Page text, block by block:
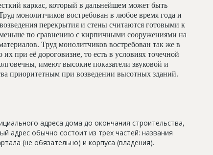
каркас, который в дальнейшем может быть
монолитчиков востребован в любое время года и
перекрытия и стены считаются готовыми к
по сравнению с кирпичными сооружениями на
Труд монолитчиков востребован так же в
при её дороговизне, то есть в условиях точечной
имеют высокие показатели звуковой и
приоритетным при возведении высотных зданий.
адреса дома до окончания строительства,
адрес обычно состоит из трех частей: названия
(не обязательно) и корпуса (владения).